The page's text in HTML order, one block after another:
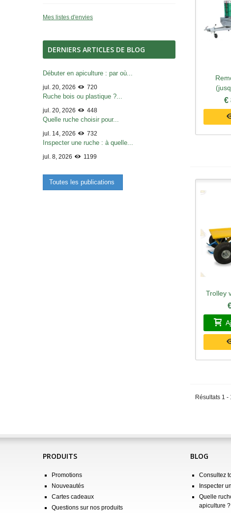
Mes listes d'envies
DERNIERS ARTICLES DE BLOG
Débuter en apiculture : par où...
jul. 20, 2026 720
Ruche bois ou plastique ?...
jul. 20, 2026 448
Quelle ruche choisir pour...
jul. 14, 2026 732
Inspecter une ruche : à quelle...
jul. 8, 2026 1199
Toutes les publications
€
Trolley
Résultats 1 -
PRODUITS
Promotions
Nouveautés
Cartes cadeaux
Questions sur nos produits
BLOG
Consultez
Inspecter
Quelle
apiculture ?